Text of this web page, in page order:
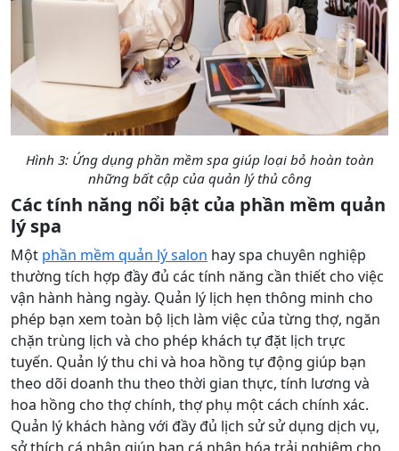
Hình 3: Ứng dụng phần mềm spa giúp loại bỏ hoàn toàn
những bất cập của quản lý thủ công
Các tính năng nổi bật của phần mềm quản
lý spa
Một phần mềm quản lý salon hay spa chuyên nghiệp
thường tích hợp đầy đủ các tính năng cần thiết cho việc
vận hành hàng ngày. Quản lý lịch hẹn thông minh cho
phép bạn xem toàn bộ lịch làm việc của từng thợ, ngăn
chặn trùng lịch và cho phép khách tự đặt lịch trực
tuyến. Quản lý thu chi và hoa hồng tự động giúp bạn
theo dõi doanh thu theo thời gian thực, tính lương và
hoa hồng cho thợ chính, thợ phụ một cách chính xác.
Quản lý khách hàng với đầy đủ lịch sử sử dụng dịch vụ,